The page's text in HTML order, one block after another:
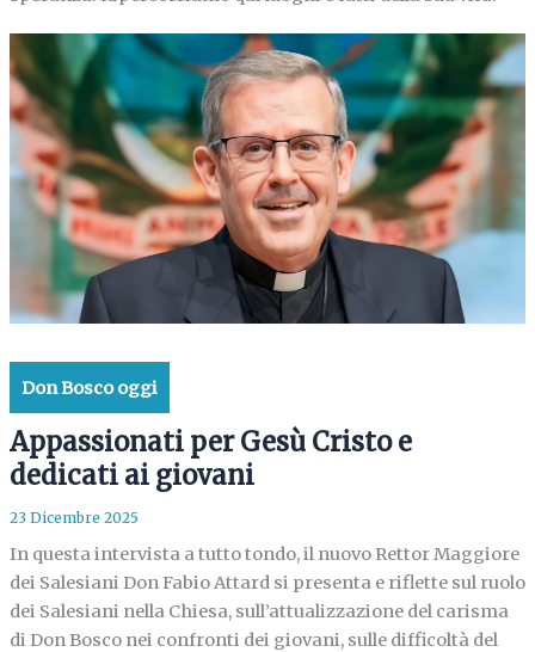
Don Bosco oggi
Appassionati per Gesù Cristo e
dedicati ai giovani
23 Dicembre 2025
In questa intervista a tutto tondo, il nuovo Rettor Maggiore
dei Salesiani Don Fabio Attard si presenta e riflette sul ruolo
dei Salesiani nella Chiesa, sull’attualizzazione del carisma
di Don Bosco nei confronti dei giovani, sulle difficoltà del